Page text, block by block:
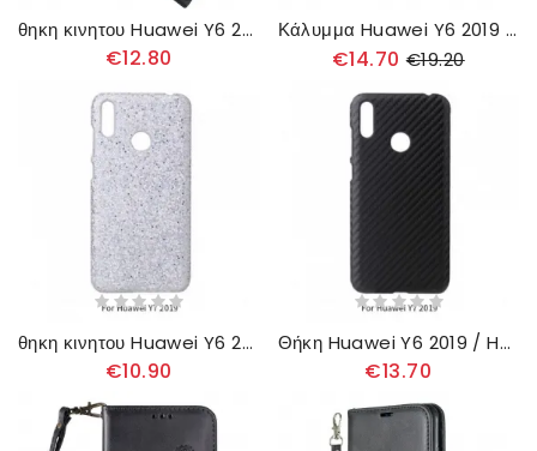
θηκη κινητου Huawei Y6 2019 / Honor 8A Θήκη Flip Μαγνητικό Κούμπωμα
€12.80
Κάλυμμα Huawei Y6 2019 / Honor 8A Δέρμα
€14.70 €19.20
θηκη κινητου Huawei Y6 2019 / Honor 8A Πούλιες
€10.90
Θήκη Huawei Y6 2019 / Honor 8A Ίνα Άνθρακα
€13.70